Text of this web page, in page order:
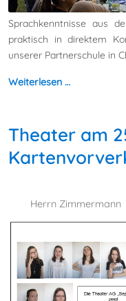
Sprachkenntnisse aus
praktisch in direktem
unserer Partnerschule in
Weiterlesen …
Theater am
Herrn Zimmermann